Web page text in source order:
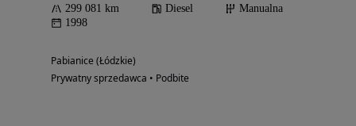
299 081 km Diesel
Manualna
1998
Pabianice (Łódzkie)
Prywatny sprzedawca • Podbite